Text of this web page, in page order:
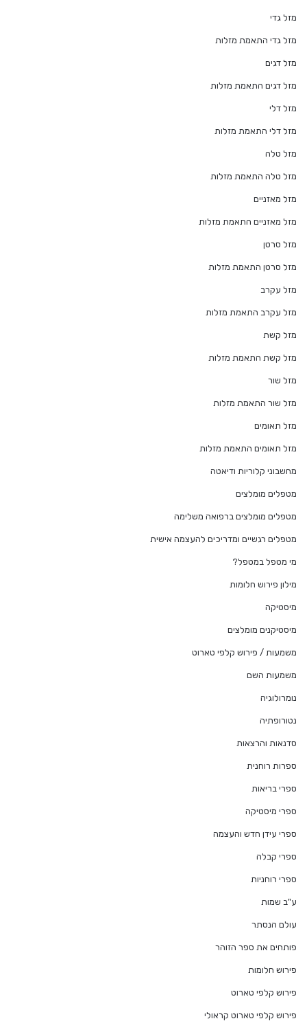
מזל גדי
מזל גדי התאמת מזלות
מזל דגים
מזל דגים התאמת מזלות
מזל דלי
מזל דלי התאמת מזלות
מזל טלה
מזל טלה התאמת מזלות
מזל מאזניים
מזל מאזניים התאמת מזלות
מזל סרטן
מזל סרטן התאמת מזלות
מזל עקרב
מזל עקרב התאמת מזלות
מזל קשת
מזל קשת התאמת מזלות
מזל שור
מזל שור התאמת מזלות
מזל תאומים
מזל תאומים התאמת מזלות
מחשבוני קלוריות ודיאטה
מטפלים מומלצים
מטפלים מומלצים ברפואה משלימה
מטפלים רגשיים ומדריכים להעצמה אישית
מי מטפל במטפל?
מילון פירוש חלומות
מיסטיקה
מיסטיקנים מומלצים
משמעות / פירוש קלפי טארוט
משמעות השם
נומרולוגיה
נטורופתיה
סדנאות והרצאות
ספרות רוחנית
ספרי בריאות
ספרי מיסטיקה
ספרי עידן חדש והעצמה
ספרי קבלה
ספרי רוחניות
ע"ב שמות
עולם הנסתר
פותחים את ספר הזוהר
פירוש חלומות
פירוש קלפי טארוט
פירוש קלפי טארוט קראולי